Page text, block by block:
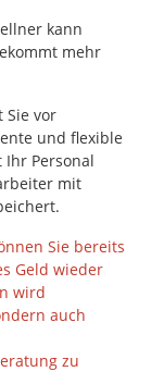
kann
mehr
Sie vor
und flexible
Ihr Personal
mit
Sie bereits
Geld wieder
wird
auch
zu